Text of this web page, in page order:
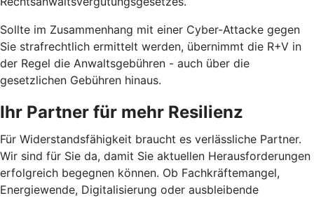
Sollte im Zusammenhang mit einer Cyber-Attacke gegen
Sie strafrechtlich ermittelt werden, übernimmt die R+V in
der Regel die Anwaltsgebühren - auch über die
gesetzlichen Gebühren hinaus.
Ihr Partner für mehr Resilienz
Für Widerstandsfähigkeit braucht es verlässliche Partner.
Wir sind für Sie da, damit Sie aktuellen Herausforderungen
erfolgreich begegnen können. Ob Fachkräftemangel,
Energiewende, Digitalisierung oder ausbleibende